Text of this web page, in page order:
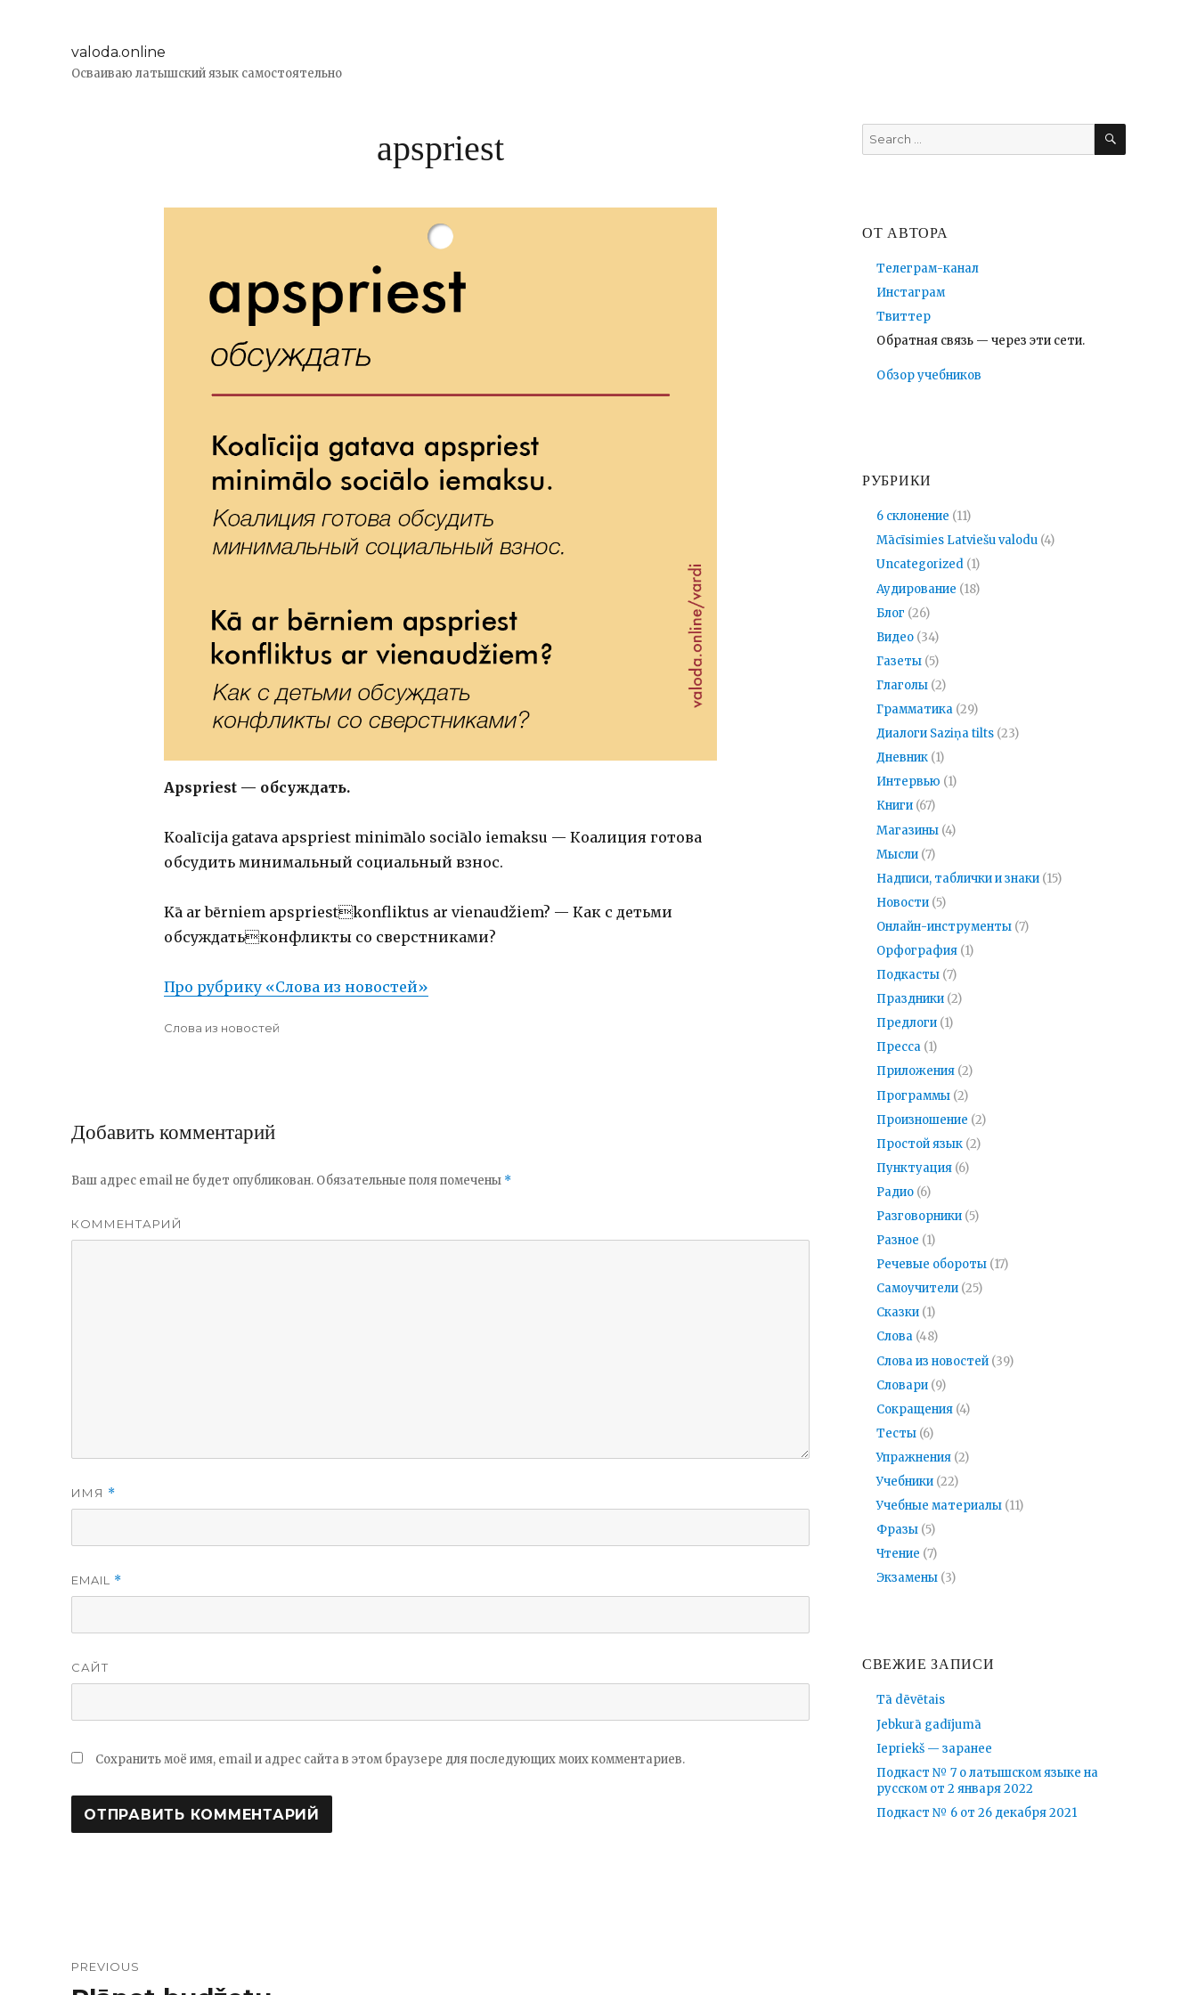
valoda.online
Осваиваю латышский язык самостоятельно
apspriest
Apspriest — обсуждать.
Koalīcija gatava apspriest minimālo sociālo iemaksu — Коалиция готова
обсудить минимальный социальный взнос.
Kā ar bērniem apspriestkonfliktus ar vienaudžiem? — Как с детьми
обсуждатьконфликты со сверстниками?
Про рубрику «Слова из новостей»
Posted
Categories
Слова из новостей
Добавить комментарий
Ваш адрес email не будет опубликован. Обязательные поля помечены *
КОММЕНТАРИЙ
ИМЯ *
EMAIL *
САЙТ
Сохранить моё имя, email и адрес сайта в этом браузере для последующих моих комментариев.
по
PREVIOUS
Search
for:
SEARCH
ОТ АВТОРА
Телеграм-канал
Инстаграм
Твиттер
Обратная связь — через эти сети.
Обзор учебников
РУБРИКИ
6 склонение (11)
Mācīsimies Latviešu valodu (4)
Uncategorized (1)
Аудирование (18)
Блог (26)
Видео (34)
Газеты (5)
Глаголы (2)
Грамматика (29)
Диалоги Saziņa tilts (23)
Дневник (1)
Интервью (1)
Книги (67)
Магазины (4)
Мысли (7)
Надписи, таблички и знаки (15)
Новости (5)
Онлайн-инструменты (7)
Орфография (1)
Подкасты (7)
Праздники (2)
Предлоги (1)
Пресса (1)
Приложения (2)
Программы (2)
Произношение (2)
Простой язык (2)
Пунктуация (6)
Радио (6)
Разговорники (5)
Разное (1)
Речевые обороты (17)
Самоучители (25)
Сказки (1)
Слова (48)
Слова из новостей (39)
Словари (9)
Сокращения (4)
Тесты (6)
Упражнения (2)
Учебники (22)
Учебные материалы (11)
Фразы (5)
Чтение (7)
Экзамены (3)
СВЕЖИЕ ЗАПИСИ
Tā dēvētais
Jebkurā gadījumā
Iepriekš — заранее
Подкаст № 7 о латышском языке на
русском от 2 января 2022
Подкаст № 6 от 26 декабря 2021